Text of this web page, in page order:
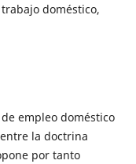
doméstico,
empleo doméstico
la doctrina
por tanto